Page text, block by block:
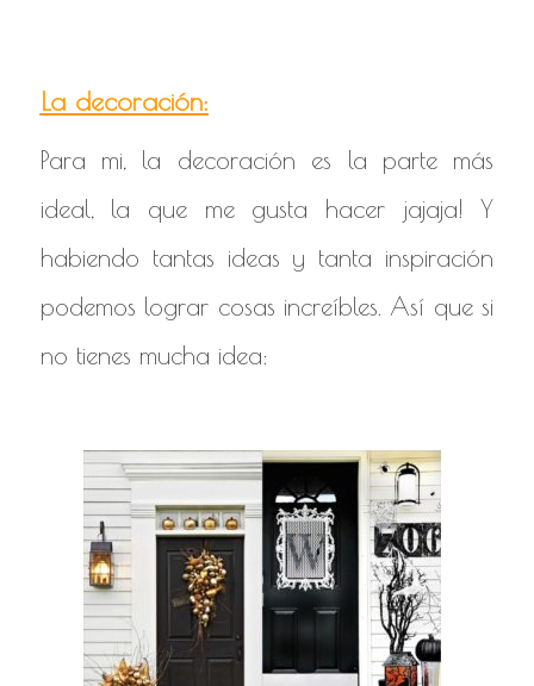
La decoración:
Para mi, la decoración es la parte más
ideal, la que me gusta hacer jajaja! Y
habiendo tantas ideas y tanta inspiración
podemos lograr cosas increíbles. Así que si
no tienes mucha idea: